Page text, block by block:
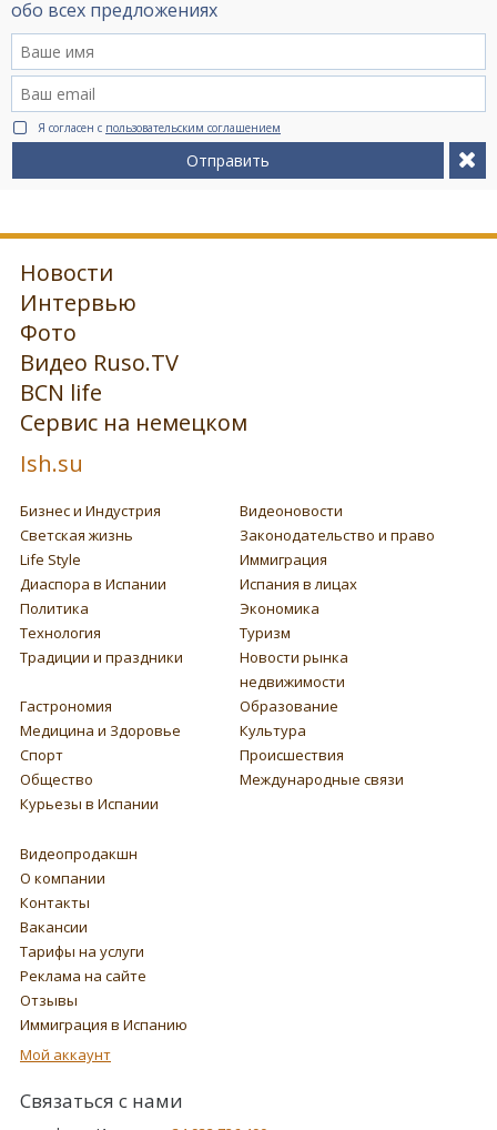
обо всех предложениях
Я согласен с пользовательским соглашением
Отправить
Новости
Интервью
Фото
Видео Ruso.TV
BCN life
Сервис на немецком
Ish.su
Бизнес и Индустрия
Видеоновости
Светская жизнь
Законодательство и право
Life Style
Иммиграция
Диаспора в Испании
Испания в лицах
Политика
Экономика
Технология
Туризм
Традиции и праздники
Новости рынка
недвижимости
Гастрономия
Образование
Медицина и Здоровье
Культура
Спорт
Происшествия
Общество
Международные связи
Курьезы в Испании
Видеопродакшн
О компании
Контакты
Вакансии
Тарифы на услуги
Реклама на сайте
Отзывы
Иммиграция в Испанию
Мой аккаунт
Связаться с нами